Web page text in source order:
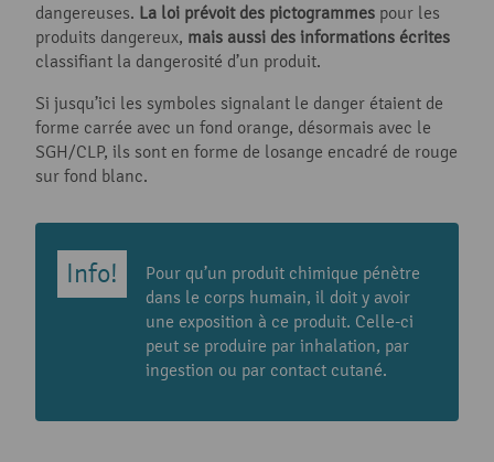
dangereuses. La loi prévoit des pictogrammes pour les
produits dangereux, mais aussi des informations écrites
classifiant la dangerosité d’un produit.
Si jusqu’ici les symboles signalant le danger étaient de
forme carrée avec un fond orange, désormais avec le
SGH/CLP, ils sont en forme de losange encadré de rouge
sur fond blanc.
Pour qu’un produit chimique pénètre
dans le corps humain, il doit y avoir
une exposition à ce produit. Celle-ci
peut se produire par inhalation, par
ingestion ou par contact cutané.